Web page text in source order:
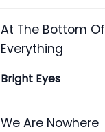
At The Bottom Of
Everything
Bright Eyes
We Are Nowhere